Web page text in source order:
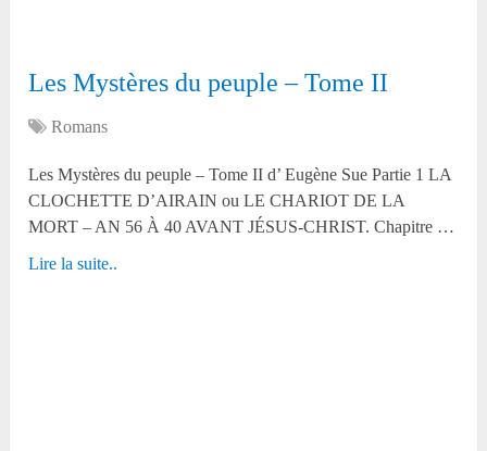
Les Mystères du peuple – Tome II
Romans
Les Mystères du peuple – Tome II d’ Eugène Sue Partie 1 LA
CLOCHETTE D’AIRAIN ou LE CHARIOT DE LA
MORT – AN 56 À 40 AVANT JÉSUS-CHRIST. Chapitre …
Lire la suite..